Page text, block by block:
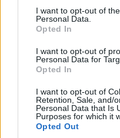
consent section.
I want to opt-out of
Personal Data.
Opted In
I want to opt-out of
Personal Data for
Opted In
I want to opt-out of
Retention, Sale, and/
Personal Data that Is
Purposes for which it
Opted Out
Balatonalmádiban.
#cadillac